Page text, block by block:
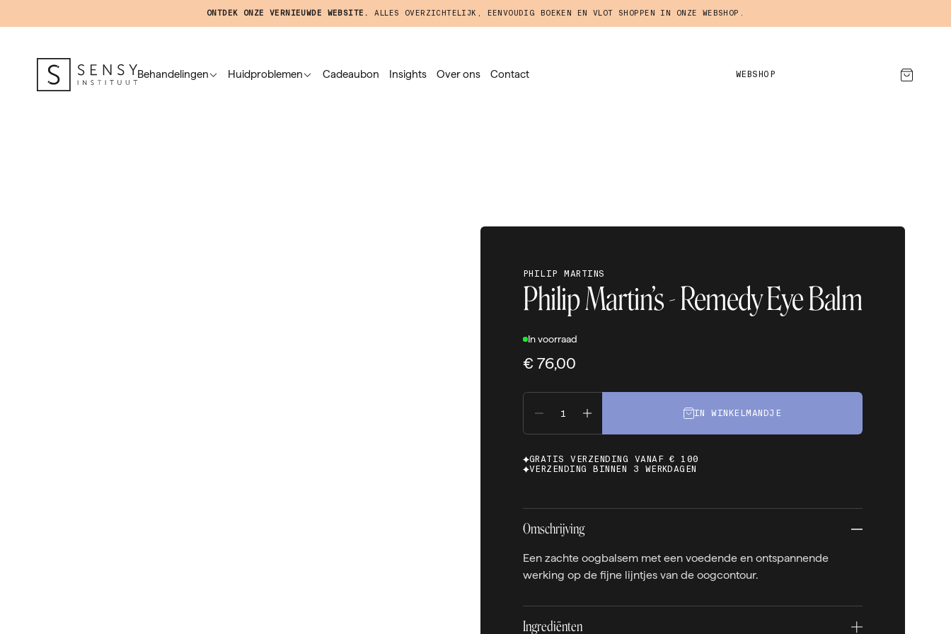
ONTDEK ONZE VERNIEUWDE WEBSITE. ALLES OVERZICHTELIJK, EENVOUDIG BOEKEN EN VLOT SHOPPEN IN ONZE WEBSHOP.
Behandelingen Huidproblemen Cadeaubon Insights Over ons Contact WEBSHOP
PHILIP MARTINS
Philip Martin’s - Remedy Eye Balm
In voorraad
€ 76,00
IN WINKELMANDJE
GRATIS VERZENDING VANAF € 100
VERZENDING BINNEN 3 WERKDAGEN
Omschrijving
Een zachte oogbalsem met een voedende en ontspannende
werking op de fijne lijntjes van de oogcontour.
Ingrediënten